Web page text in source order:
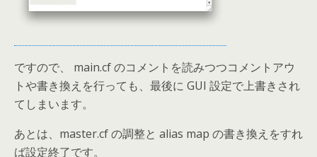
ですので、 main.cf のコメントを読みつつコメントアウ
トや書き換えを行っても、最後に GUI 設定で上書きされ
てしまいます。
あとは、master.cf の調整と alias map の書き換えをすれ
ば設定終了です。